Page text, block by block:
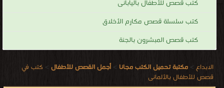
كتب قصص للأطفال باليابانى
كتب سلسلة قصص مكارم الأخلاق
كتب قصص المبشرون بالجنة
الابداع > مكتبة تحميل الكتب مجانا >أجمل القصص للأطفال > كتب في
قصص للأطفال بالألمانى